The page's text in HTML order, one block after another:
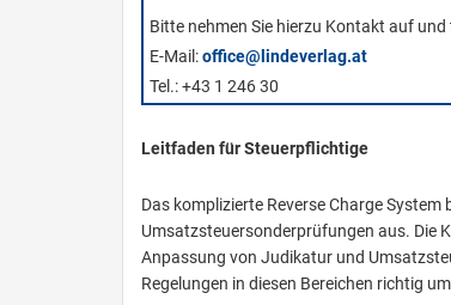
Bitte nehmen Sie hierzu Kontakt auf
E-Mail:office@lindeverlag.at
Tel.: +43 1 246 30
Leitfaden für Steuerpflichtige
Das komplizierte Reverse Charge
Umsatzsteuersonderprüfungen aus. Die
Anpassung von Judikatur und
Regelungen in diesen Bereichen richtig